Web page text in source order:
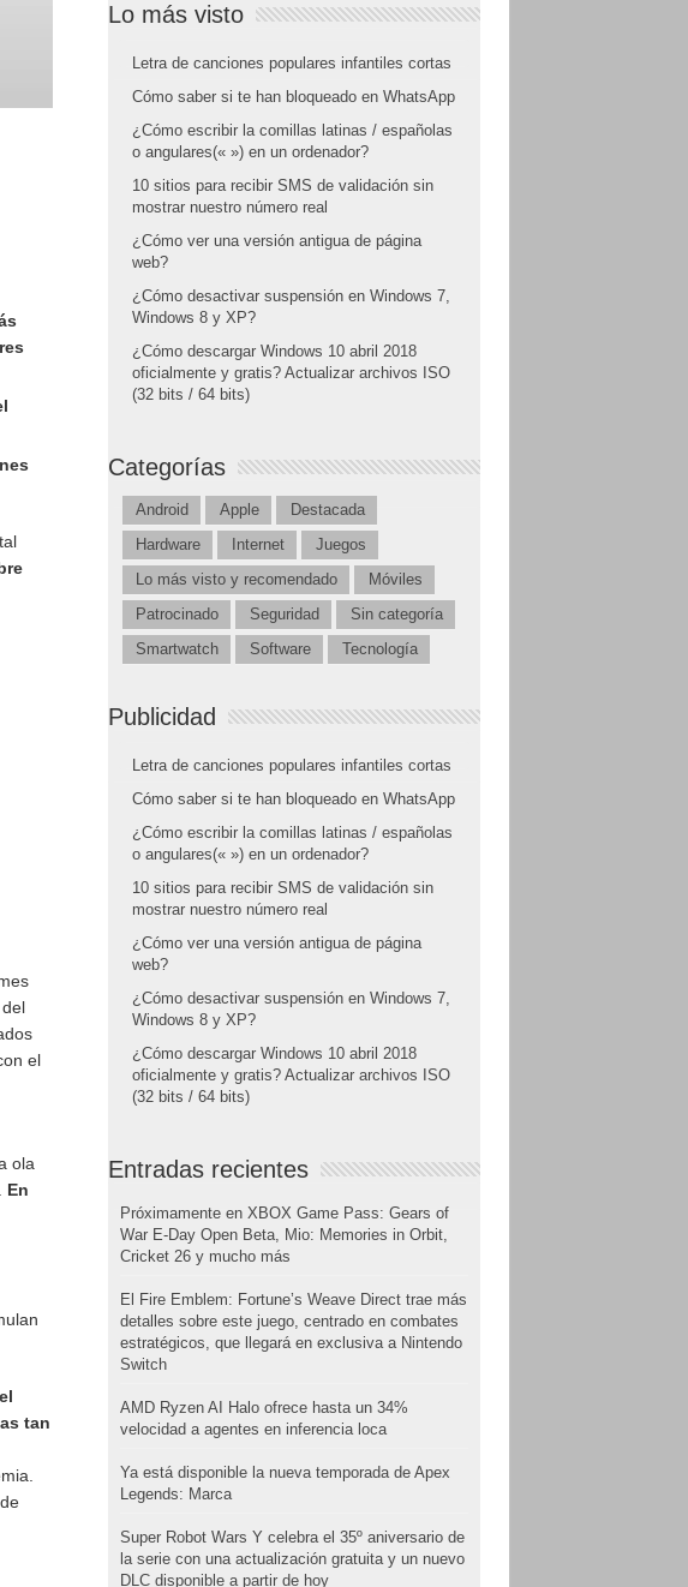
el
ola
En
tan
Lo más visto
Letra de canciones populares infantiles cortas
Cómo saber si te han bloqueado en WhatsApp
¿Cómo escribir la comillas latinas / españolas
o angulares(« ») en un ordenador?
10 sitios para recibir SMS de validación sin
mostrar nuestro número real
¿Cómo ver una versión antigua de página
web?
¿Cómo desactivar suspensión en Windows 7,
Windows 8 y XP?
¿Cómo descargar Windows 10 abril 2018
oficialmente y gratis? Actualizar archivos ISO
(32 bits / 64 bits)
Categorías
Android Apple
Destacada
Hardware
Internet
Juegos
Lo más visto y recomendado
Móviles
Patrocinado
Seguridad
Sin categoría
Smartwatch
Software Tecnología
Publicidad
Letra de canciones populares infantiles cortas
Cómo saber si te han bloqueado en WhatsApp
¿Cómo escribir la comillas latinas / españolas
o angulares(« ») en un ordenador?
10 sitios para recibir SMS de validación sin
mostrar nuestro número real
¿Cómo ver una versión antigua de página
web?
¿Cómo desactivar suspensión en Windows 7,
Windows 8 y XP?
¿Cómo descargar Windows 10 abril 2018
oficialmente y gratis? Actualizar archivos ISO
(32 bits / 64 bits)
Entradas recientes
Próximamente en XBOX Game Pass: Gears of
War E-Day Open Beta, Mio: Memories in Orbit,
Cricket 26 y mucho más
El Fire Emblem: Fortune’s Weave Direct trae más
detalles sobre este juego, centrado en combates
estratégicos, que llegará en exclusiva a Nintendo
Switch
AMD Ryzen AI Halo ofrece hasta un 34%
velocidad a agentes en inferencia loca
Ya está disponible la nueva temporada de Apex
Legends: Marca
Super Robot Wars Y celebra el 35º aniversario de
la serie con una actualización gratuita y un nuevo
DLC disponible a partir de hoy